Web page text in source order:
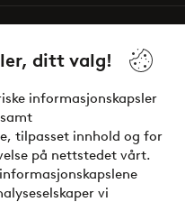
ditt valg!
informasjonskapsler
tilpasset innhold og for
på nettstedet vårt.
vi